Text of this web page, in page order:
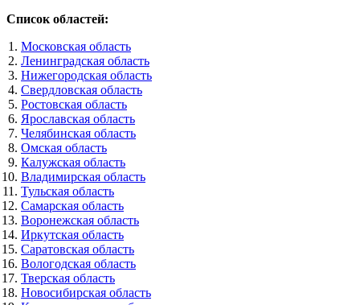
Список областей:
Московская область
Ленинградская область
Нижегородская область
Свердловская область
Ростовская область
Ярославская область
Челябинская область
Омская область
Калужская область
Владимирская область
Тульская область
Самарская область
Воронежская область
Иркутская область
Саратовская область
Вологодская область
Тверская область
Новосибирская область